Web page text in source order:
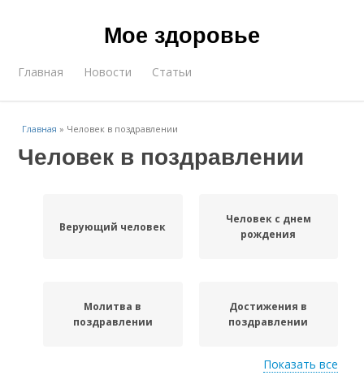
Мое здоровье
Главная Новости Статьи
Главная » Человек в поздравлении
Человек в поздравлении
Верующий человек
Человек с днем
рождения
Молитва в
поздравлении
Достижения в
поздравлении
Показать все